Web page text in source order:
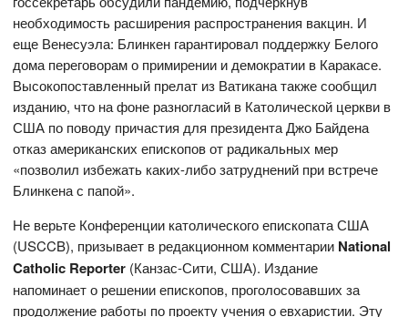
необходимость расширения распространения вакцин. И
еще Венесуэла: Блинкен гарантировал поддержку Белого
дома переговорам о примирении и демократии в Каракасе.
Высокопоставленный прелат из Ватикана также сообщил
изданию, что на фоне разногласий в Католической церкви в
США по поводу причастия для президента Джо Байдена
отказ американских епископов от радикальных мер
«позволил избежать каких-либо затруднений при встрече
Блинкена с папой».
Не верьте Конференции католического епископата США
(USCCB), призывает в редакционном комментарии National
Catholic Reporter (Канзас-Сити, США). Издание
напоминает о решении епископов, проголосовавших за
продолжение работы по проекту учения о евхаристии. Эту